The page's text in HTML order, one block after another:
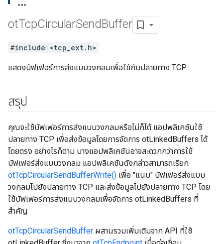
otTcpCircularSendBuffer
#include <tcp_ext.h>
แสดงบัฟเฟอร์การส่งแบบวงกลมเพื่อใช้กับปลายทาง TCP
สรุป
คุณจะใช้บัฟเฟอร์การส่งแบบวงกลมหรือไม่ก็ได้ แอปพลิเคชันใช้
ปลายทาง TCP เพื่อส่งข้อมูลโดยการจัดการ otLinkedBuffers ได้
โดยตรง อย่างไรก็ตาม บางแอปพลิเคชันอาจสะดวกกว่าการใช้
บัฟเฟอร์ส่งแบบวงกลม แอปพลิเคชันดังกล่าวสามารถเรียก
otTcpCircularSendBufferWrite() เพื่อ "แนบ" บัฟเฟอร์ส่งแบบ
วงกลมไปยังปลายทาง TCP และส่งข้อมูลไปยังปลายทาง TCP โดย
ใช้บัฟเฟอร์การส่งแบบวงกลมเพื่อจัดการ otLinkedBuffers ที่
สำคัญ
otTcpCircularSendBuffer ผสานรวมเพิ่มเติมจาก API ที่ใช้